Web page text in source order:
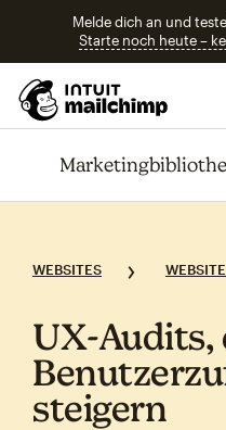
Melde dich an und
Starte noch heute –
WEBSITES
UX‑Audits,
steigern